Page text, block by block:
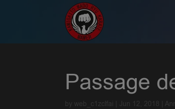
Passage
by web_c1zclfai Jun 12, 2018